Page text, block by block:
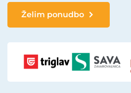
Želim ponudbo